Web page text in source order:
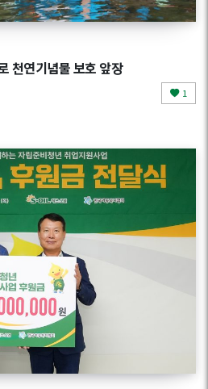
천연기념물 보호 앞장
1